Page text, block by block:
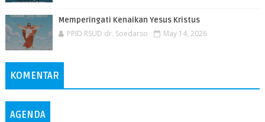
Memperingati Kenaikan Yesus Kristus
PPID RSUD dr. Soedarso May 14, 2026
KOMENTAR
AGENDA